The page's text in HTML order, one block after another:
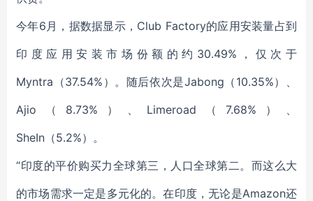
今年6月，据数据显示，Club Factory的应用安装量占到
印度应用安装市场份额的约30.49%，仅次于
Myntra（37.54%）。随后依次是Jabong（10.35%）、
Ajio（8.73%）、Limeroad（7.68%）、
SheIn（5.2%）。
“印度的平价购买力全球第三，人口全球第二。而这么大
的市场需求一定是多元化的。在印度，无论是Amazon还